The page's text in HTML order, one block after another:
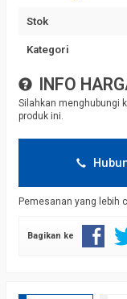
Stok
Kategori
INFO
Silahkan menghubungi
produk ini.
Pemesanan yang lebih
Bagikan ke